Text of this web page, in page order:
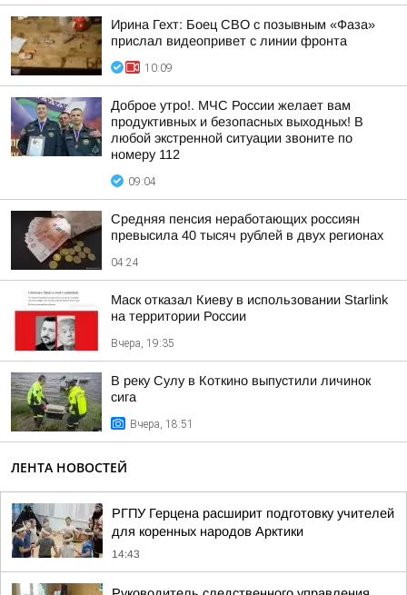
Ирина Гехт: Боец СВО с позывным «Фаза»
прислал видеопривет с линии фронта
10:09
Доброе утро!. МЧС России желает вам
продуктивных и безопасных выходных! В
любой экстренной ситуации звоните по
номеру 112
09:04
Средняя пенсия неработающих россиян
превысила 40 тысяч рублей в двух регионах
04:24
Маск отказал Киеву в использовании Starlink
на территории России
Вчера, 19:35
В реку Сулу в Коткино выпустили личинок
сига
Вчера, 18:51
ЛЕНТА НОВОСТЕЙ
РГПУ Герцена расширит подготовку учителей
для коренных народов Арктики
14:43